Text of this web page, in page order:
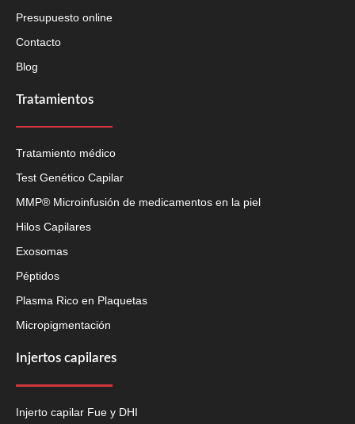
Presupuesto online
Contacto
Blog
Tratamientos
Tratamiento médico
Test Genético Capilar
MMP® Microinfusión de medicamentos en la piel
Hilos Capilares
Exosomas
Péptidos
Plasma Rico en Plaquetas
Micropigmentación
Injertos capilares
Injerto capilar Fue y DHI